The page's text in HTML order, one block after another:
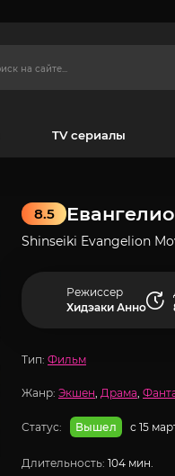
TV сериалы
8.5
Shinseiki Evangelion
Режиссер
Хидэаки Анно
Тип: Фильм
Жанр: Экшен, Драма,
Статус: Вышел с 15
Длительность: 104 мин.